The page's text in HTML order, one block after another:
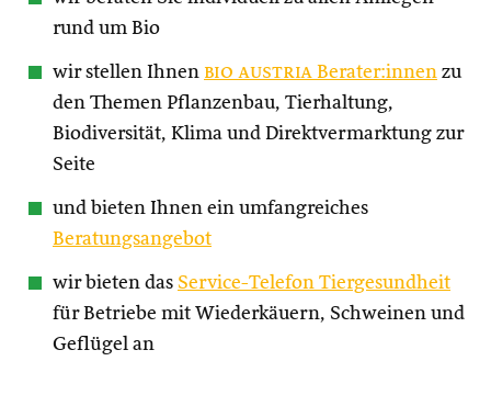
rund um Bio
wir stellen Ihnen bio austria Berater:innen zu
den Themen Pflanzenbau, Tierhaltung,
Biodiversität, Klima und Direktvermarktung zur
Seite
und bieten Ihnen ein umfangreiches
Beratungsangebot
wir bieten das Service-Telefon Tiergesundheit
für Betriebe mit Wiederkäuern, Schweinen und
Geflügel an